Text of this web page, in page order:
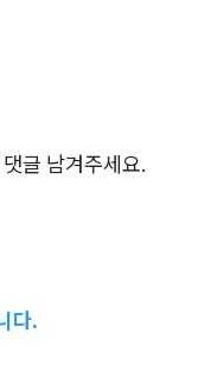
글 남겨주세요.
다.